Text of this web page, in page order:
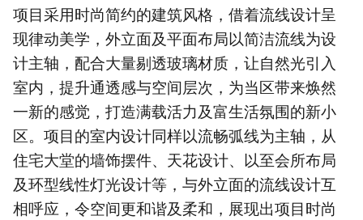
项目采用时尚简约的建筑风格，借着流线设计呈
现律动美学，外立面及平面布局以简洁流线为设
计主轴，配合大量剔透玻璃材质，让自然光引入
室内，提升通透感与空间层次，为当区带来焕然
一新的感觉，打造满载活力及富生活氛围的新小
区。项目的室内设计同样以流畅弧线为主轴，从
住宅大堂的墙饰摆件、天花设计、以至会所布局
及环型线性灯光设计等，与外立面的流线设计互
相呼应，令空间更和谐及柔和，展现出项目时尚